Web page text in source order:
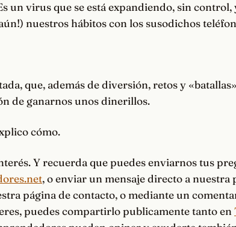
un virus que se está expandiendo, sin control,
nuestros hábitos con los susodichos
que, además de diversión, retos y
de ganarnos unos dinerillos.
cómo.
Y recuerda que puedes enviarnos tus
, o enviar un mensaje directo a nuestra
página de contacto, o mediante un
puedes compartirlo publicamente tanto en